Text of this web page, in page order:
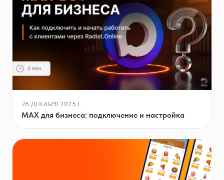
26 ДЕКАБРЯ 2025 Г.
MAX для бизнеса: подключение и настройка